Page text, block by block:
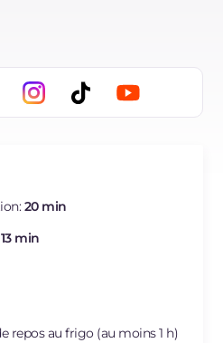
20 min
13 min
repos au frigo (au moins 1 h)